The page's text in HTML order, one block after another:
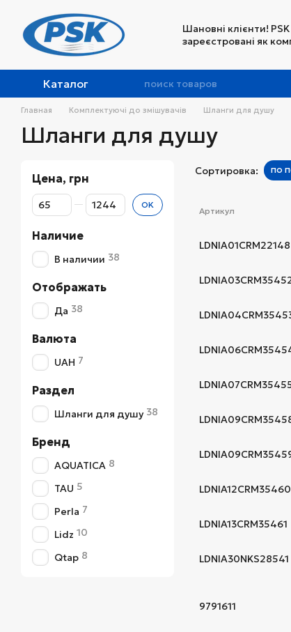
Шановні клієнти!
зареєстровані як
Каталог
Главная Комплектуючі до змішувачів Шланги для душу
Шланги для душу
Сортировка: по
Артикул
LDNIA01CRM22148
LDNIA12CRM35460
LDNIA13CRM35461
LDNIA30NKS28541
9791611
Цена, грн
От Цена, грн
До Цена, грн OK
Наличие
В наличии 38
Отображать
Да 38
Валюта
UAH 7
Раздел
Шланги для душу 38
Бренд
AQUATICA 8
TAU 5
Perla 7
Lidz 10
Qtap 8